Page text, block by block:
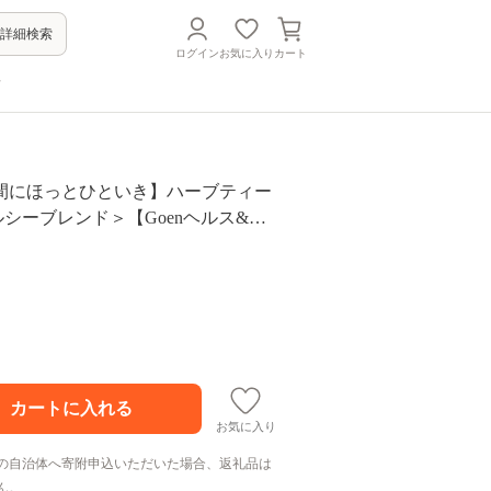
詳細検索
ログインお気に入り カート
にほっとひといき】ハーブティー
ーブレンド＞【Goenヘルス&ビ
お気に入り
自治体へ寄附申込いただいた場合、返礼品は